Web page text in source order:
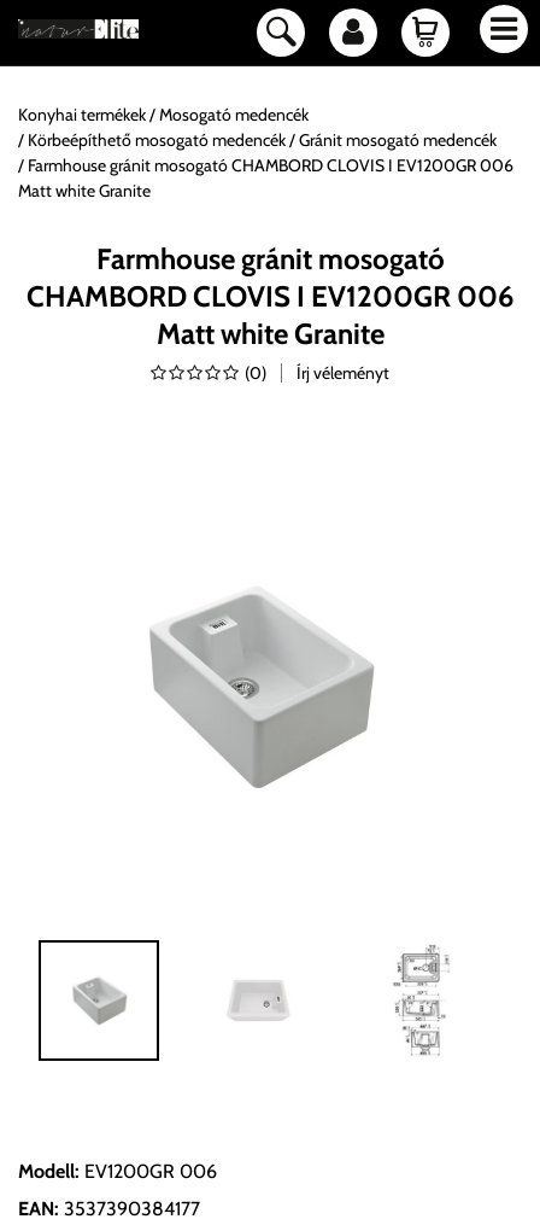
Konyhai termékek
Mosogató medencék
Körbeépíthető mosogató medencék
Gránit mosogató medencék
Farmhouse gránit mosogató CHAMBORD CLOVIS I EV1200GR 006
Matt white Granite
Farmhouse gránit mosogató
CHAMBORD CLOVIS I EV1200GR 006
Matt white Granite
(0) Írj véleményt
Modell: EV1200GR 006
EAN: 3537390384177